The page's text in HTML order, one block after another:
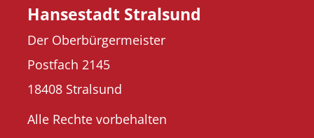
Hansestadt Stralsund
Der Oberbürgermeister
Postfach 2145
18408 Stralsund
Alle Rechte vorbehalten